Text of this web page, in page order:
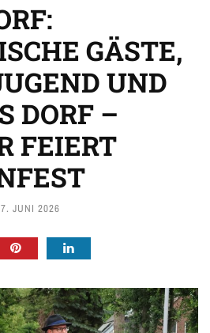
GÄSTE,
UND
DORF –
FEIERT
7. JUNI 2026